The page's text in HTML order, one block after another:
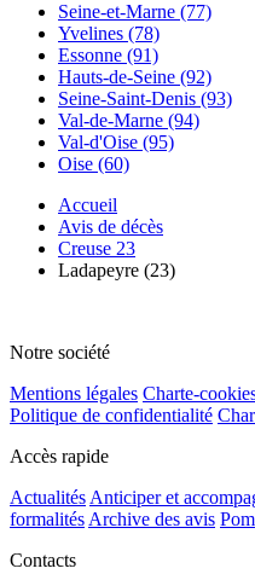
Seine-et-Marne (77)
Yvelines (78)
Essonne (91)
Hauts-de-Seine (92)
Seine-Saint-Denis (93)
Val-de-Marne (94)
Val-d'Oise (95)
Oise (60)
Accueil
Avis de décès
Creuse 23
Ladapeyre (23)
Notre société
Mentions légales Charte-
Politique de confidentialité
Accès rapide
Actualités Anticiper et
formalités Archive des avis
Contacts